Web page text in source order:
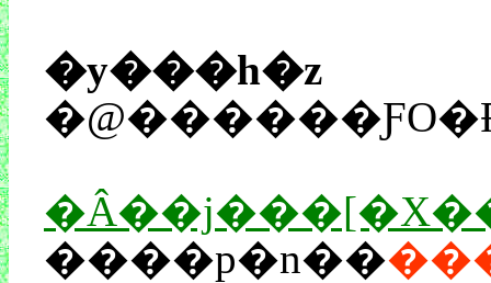
�y���h�z
����p�n��